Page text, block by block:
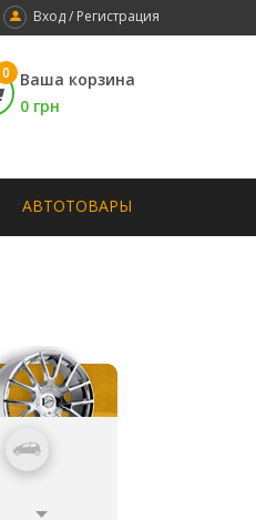
Вход / Регистрация
0
Ваша корзина
0 грн
АВТОТОВАРЫ